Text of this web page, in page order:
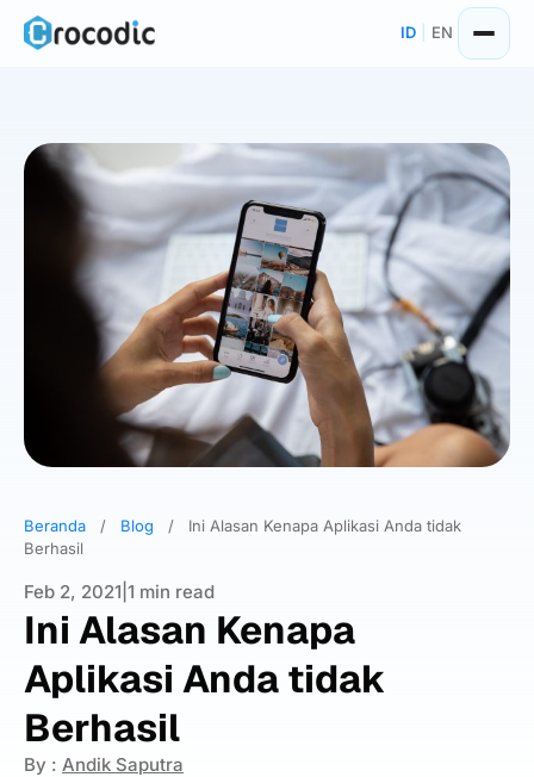
Skip
ID EN
Beranda / Blog /
Ini Alasan Kenapa Aplikasi Anda tidak
Berhasil
Feb 2, 2021 1 min read
Ini Alasan Kenapa
Aplikasi Anda tidak
Berhasil
By : Andik Saputra